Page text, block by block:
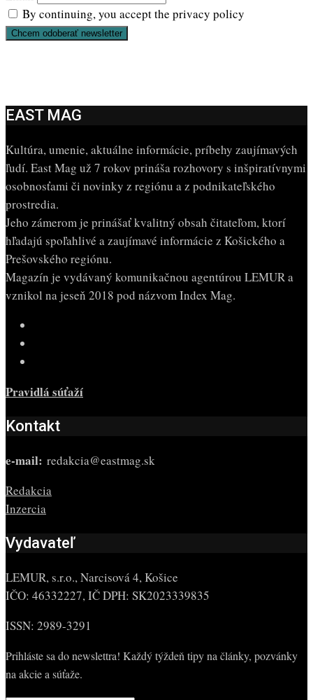
By continuing, you accept the privacy policy
EAST MAG
Kultúra, umenie, aktuálne informácie, príbehy zaujímavých
ľudí. East Mag už 7 rokov prináša rozhovory s inšpiratívnymi
osobnosťami či novinky z regiónu a z podnikateľského
prostredia.
Jeho zámerom je prinášať kvalitný obsah čitateľom, ktorí
hľadajú spoľahlivé a zaujímavé informácie z Košického a
Prešovského regiónu.
Magazín je vydávaný komunikačnou agentúrou LEMUR a
vznikol na jeseň 2018 pod názvom Index Mag.
Pravidlá súťaží
Kontakt
e-mail: redakcia@eastmag.sk
Redakcia
Inzercia
Vydavateľ
LEMUR, s.r.o., Narcisová 4, Košice
IČO: 46332227, IČ DPH: SK2023339835
ISSN: 2989-3291
Prihláste sa do newslettra! Každý týždeň tipy na články, pozvánky
na akcie a súťaže.